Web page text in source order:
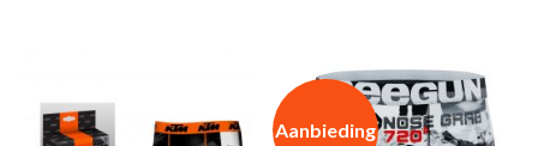
Aanbieding